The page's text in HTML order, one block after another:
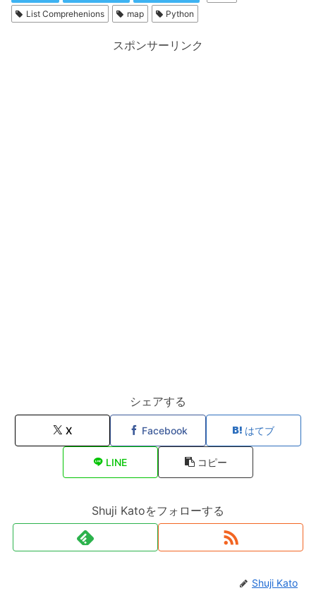
List Comprehenions
map Python
スポンサーリンク
シェアする
X Facebook はてブ
LINE コピー
Shuji Katoをフォローする
Shuji Kato